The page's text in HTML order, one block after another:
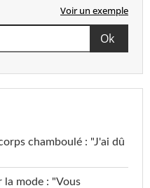
Voir un exemple
chamboulé : "J'ai dû
la mode : "Vous